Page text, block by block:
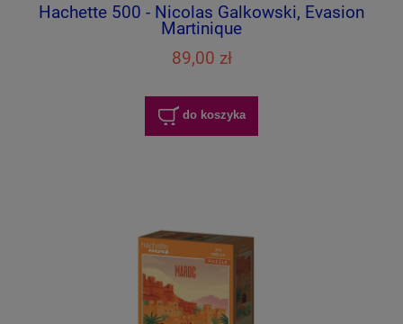
Hachette 500 - Nicolas Galkowski, Evasion
Martinique
89,00 zł
do koszyka